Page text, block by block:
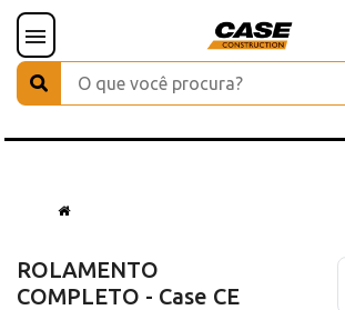
ROLAMENTO
COMPLETO - Case CE